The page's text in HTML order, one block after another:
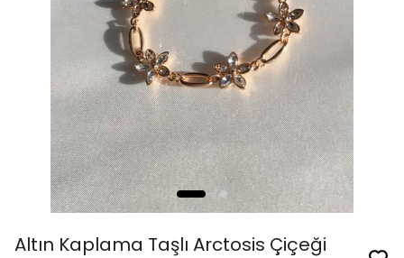
Altın Kaplama Taşlı Arctosis Çiçeği